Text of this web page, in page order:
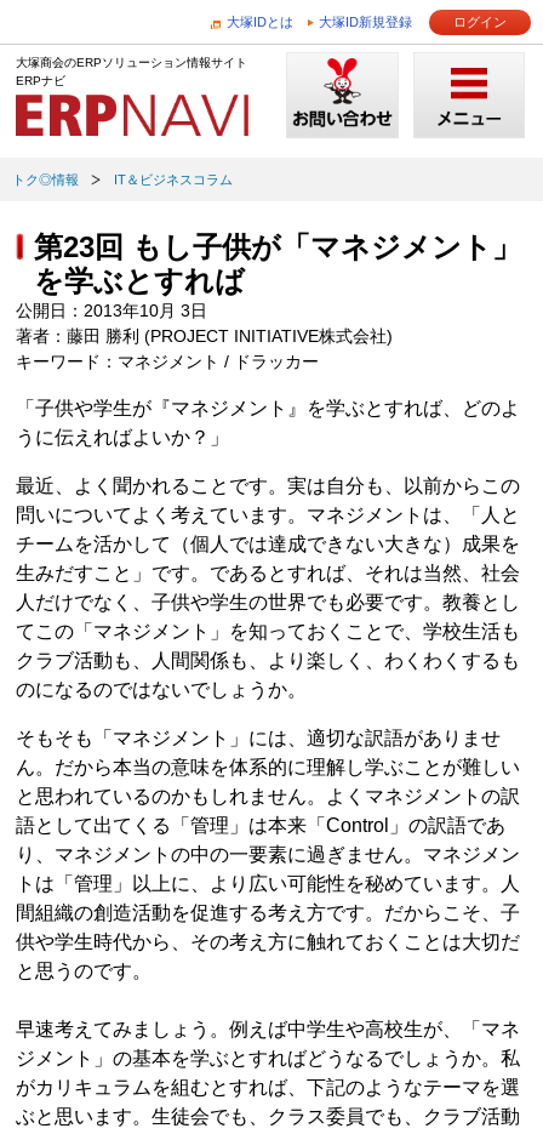
大塚IDとは 大塚ID新規登録 ログイン
大塚商会のERPソリューション情報サイト
ERPナビ
トク◎情報 IT＆ビジネスコラム
第23回 もし子供が「マネジメント」
を学ぶとすれば
公開日：2013年10月 3日
著者：藤田 勝利 (PROJECT INITIATIVE株式会社)
キーワード：マネジメント / ドラッカー
「子供や学生が『マネジメント』を学ぶとすれば、どのよ
うに伝えればよいか？」
最近、よく聞かれることです。実は自分も、以前からこの
問いについてよく考えています。マネジメントは、「人と
チームを活かして（個人では達成できない大きな）成果を
生みだすこと」です。であるとすれば、それは当然、社会
人だけでなく、子供や学生の世界でも必要です。教養とし
てこの「マネジメント」を知っておくことで、学校生活も
クラブ活動も、人間関係も、より楽しく、わくわくするも
のになるのではないでしょうか。
そもそも「マネジメント」には、適切な訳語がありませ
ん。だから本当の意味を体系的に理解し学ぶことが難しい
と思われているのかもしれません。よくマネジメントの訳
語として出てくる「管理」は本来「Control」の訳語であ
り、マネジメントの中の一要素に過ぎません。マネジメン
トは「管理」以上に、より広い可能性を秘めています。人
間組織の創造活動を促進する考え方です。だからこそ、子
供や学生時代から、その考え方に触れておくことは大切だ
と思うのです。
早速考えてみましょう。例えば中学生や高校生が、「マネ
ジメント」の基本を学ぶとすればどうなるでしょうか。私
がカリキュラムを組むとすれば、下記のようなテーマを選
ぶと思います。生徒会でも、クラス委員でも、クラブ活動